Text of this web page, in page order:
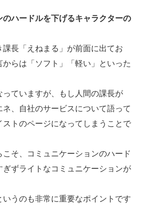
のハードルを下げるキャラクターの
課長「えねまる」が前面に出てお
からは「ソフト」「軽い」といった
っていますが、もし人間の課長が
ネ、自社のサービスについて語って
ストのページになってしまうことで
そ、コミュニケーションのハード
ぎずライトなコミュニケーションが
うのも非常に重要なポイントです